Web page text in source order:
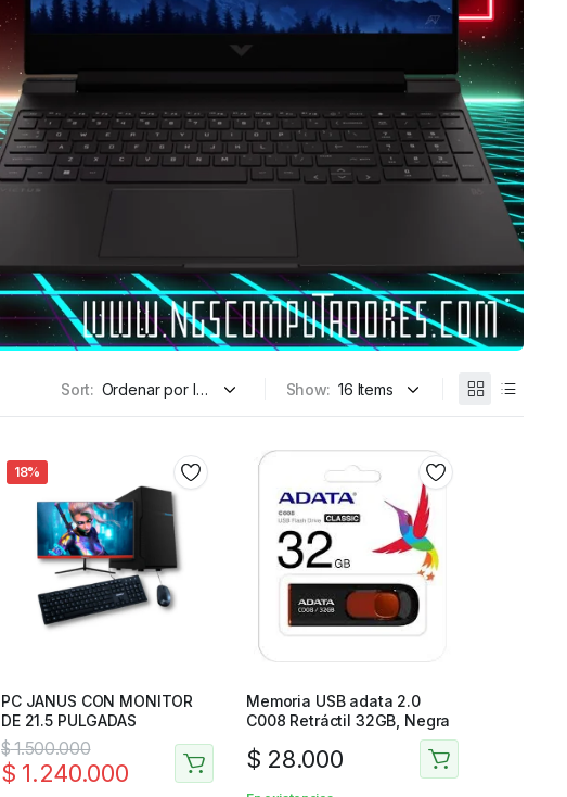
Sort: Show:
18%
PC JANUS CON MONITOR
DE 21.5 PULGADAS
$1.500.000
$ 1.240.000
Memoria USB adata 2.0
C008 Retráctil 32GB, Negra
$ 28.000